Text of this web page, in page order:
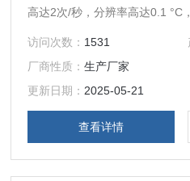
高达2次/秒，分辨率高达0.1 °C
度探头实现快速精确的食品中心
酪，肉类等食品
访问次数： 1531
厂商性质：生产厂家
更新日期： 2025-05-21
查看详情